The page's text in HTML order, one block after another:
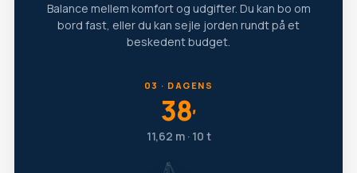
Balance mellem komfort og udgifter. Du kan bo om
bord fast, eller du kan sejle jorden rundt på et
beskedent budget.
03 · DAGENS
38′
11,62 m · 10 t